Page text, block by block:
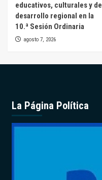
educativos, culturales y de
desarrollo regional en la
10.ª Sesión Ordinaria
agosto 7, 2026
La Página Política